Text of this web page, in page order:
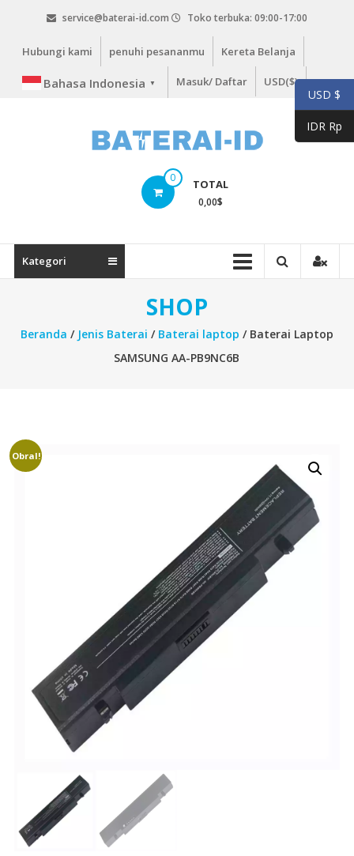
service@baterai-id.com Toko terbuka: 09:00-17:00
Hubungi kami penuhi pesananmu Kereta Belanja
Bahasa Indonesia ▼ Masuk/ Daftar USD($)
id.com
0 TOTAL
0,00$
Kategori
SHOP
Beranda / Jenis Baterai / Baterai laptop / Baterai Laptop
SAMSUNG AA-PB9NC6B
Obral!
USD $
IDR Rp